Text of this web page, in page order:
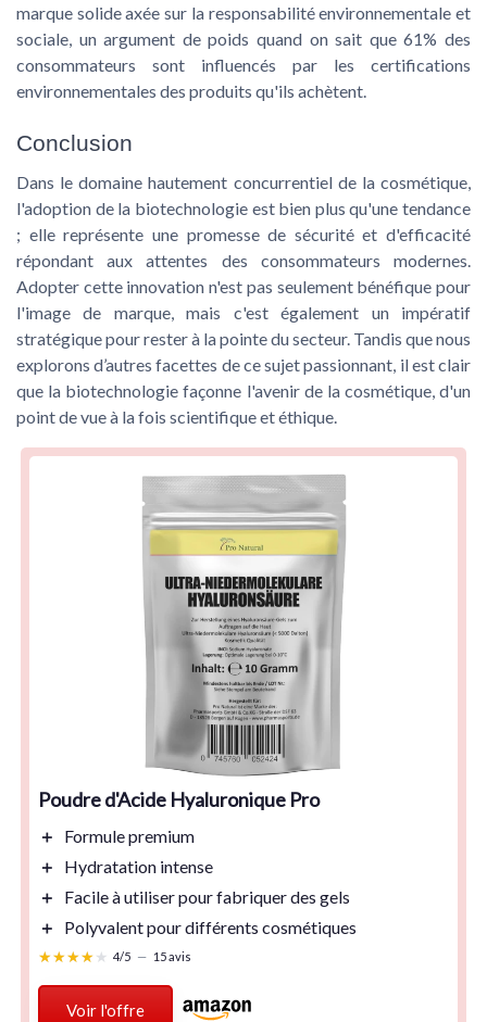
marque solide axée sur la responsabilité environnementale et
sociale, un argument de poids quand on sait que 61% des
consommateurs sont influencés par les certifications
environnementales des produits qu'ils achètent.
Conclusion
Dans le domaine hautement concurrentiel de la cosmétique,
l'adoption de la biotechnologie est bien plus qu'une tendance
; elle représente une promesse de sécurité et d'efficacité
répondant aux attentes des consommateurs modernes.
Adopter cette innovation n'est pas seulement bénéfique pour
l'image de marque, mais c'est également un impératif
stratégique pour rester à la pointe du secteur. Tandis que nous
explorons d’autres facettes de ce sujet passionnant, il est clair
que la biotechnologie façonne l'avenir de la cosmétique, d'un
point de vue à la fois scientifique et éthique.
Poudre d'Acide Hyaluronique Pro
＋ Formulepremium
＋
Hydratation intense
＋
Facile à utiliser pour fabriquer des gels
＋
Polyvalentpour différents cosmétiques
★★★★★
★★★★★ 4/5 — 15 avis
Voir l'offre